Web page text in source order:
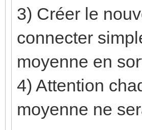
3) Créer le
connecter
moyenne en
4) Attention
moyenne ne